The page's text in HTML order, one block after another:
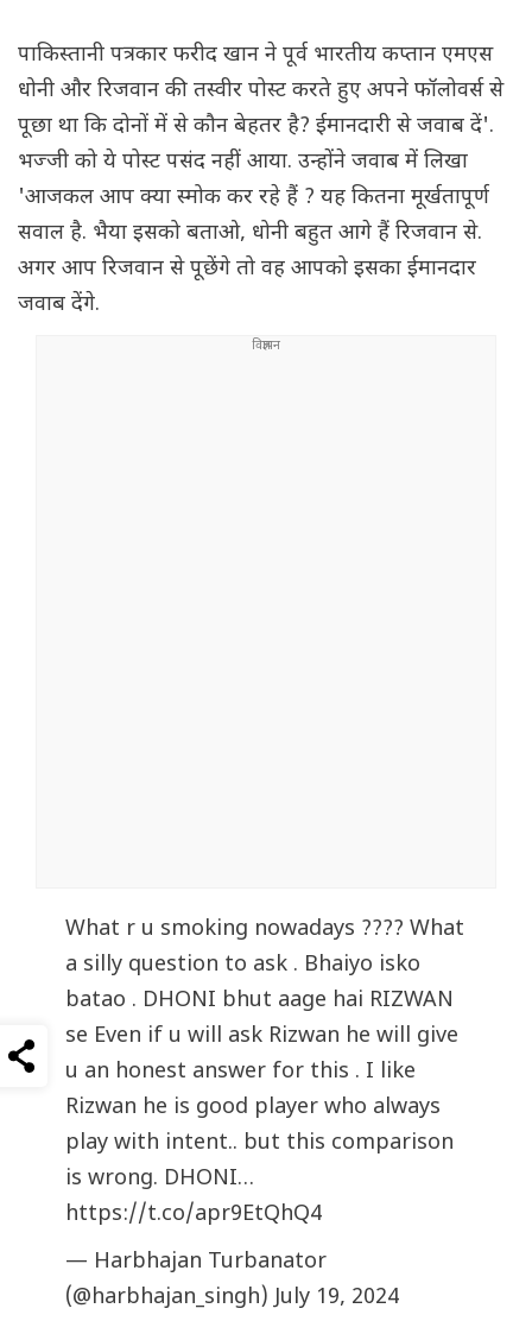
पाकिस्तानी पत्रकार फरीद खान ने पूर्व भारतीय कप्तान एमएस
धोनी और रिजवान की तस्वीर पोस्ट करते हुए अपने फॉलोवर्स से
पूछा था कि दोनों में से कौन बेहतर है? ईमानदारी से जवाब दें'.
भज्जी को ये पोस्ट पसंद नहीं आया. उन्होंने जवाब में लिखा
'आजकल आप क्या स्मोक कर रहे हैं ? यह कितना मूर्खतापूर्ण
सवाल है. भैया इसको बताओ, धोनी बहुत आगे हैं रिजवान से.
अगर आप रिजवान से पूछेंगे तो वह आपको इसका ईमानदार
जवाब देंगे.
What r u smoking nowadays ???? What
a silly question to ask . Bhaiyo isko
batao . DHONI bhut aage hai RIZWAN
se Even if u will ask Rizwan he will give
u an honest answer for this . I like
Rizwan he is good player who always
play with intent.. but this comparison
is wrong. DHONI…
https://t.co/apr9EtQhQ4
— Harbhajan Turbanator
(@harbhajan_singh)July 19, 2024